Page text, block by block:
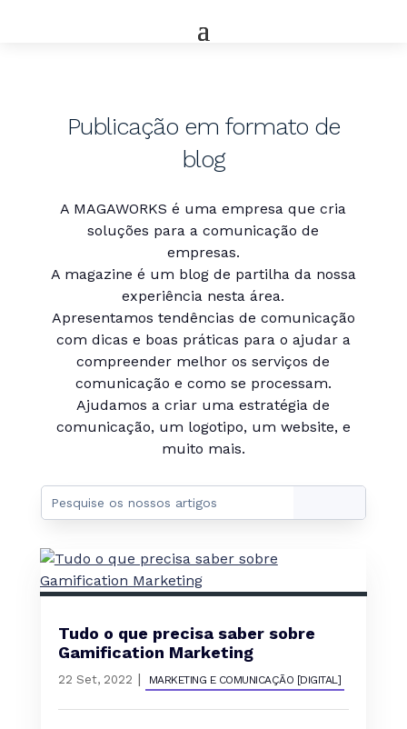
Publicação em formato de
blog
A MAGAWORKS é uma empresa que cria
soluções para a comunicação de
empresas.
A magazine é um blog de partilha da nossa
experiência nesta área.
Apresentamos tendências de comunicação
com dicas e boas práticas para o ajudar a
compreender melhor os serviços de
comunicação e como se processam.
Ajudamos a criar uma estratégia de
comunicação, um logotipo, um website, e
muito mais.
Tudo o que precisa saber sobre
Gamification Marketing
22 Set, 2022 | MARKETING E COMUNICAÇÃO [DIGITAL]